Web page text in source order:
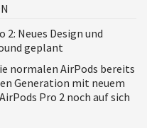
2: Neues Design und
geplant
normalen AirPods bereits
Generation mit neuem
Pro 2 noch auf sich